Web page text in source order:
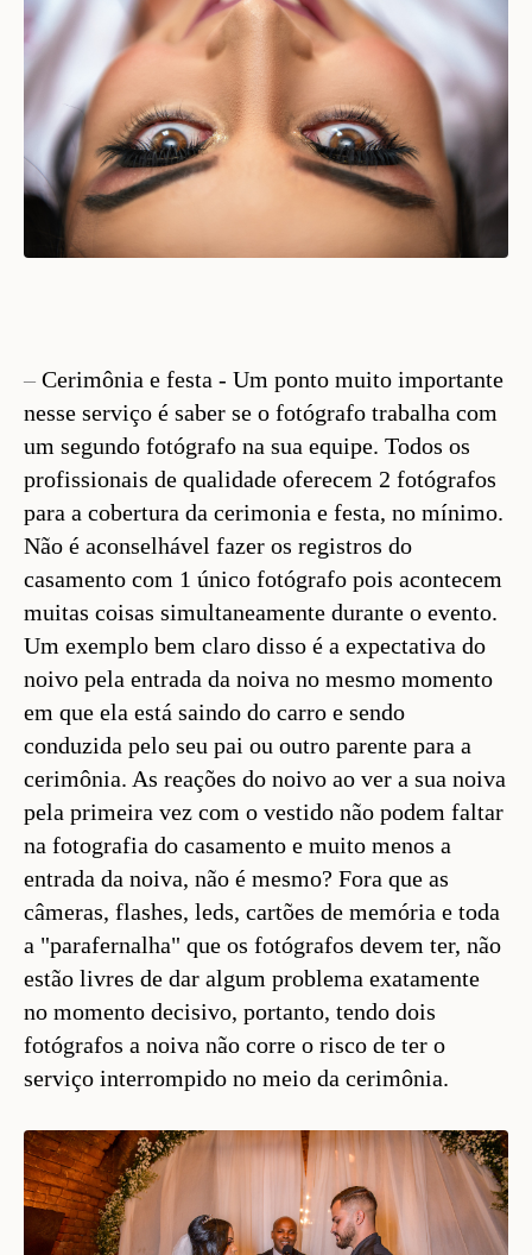
– Cerimônia e festa - Um ponto muito importante
nesse serviço é saber se o fotógrafo trabalha com
um segundo fotógrafo na sua equipe. Todos os
profissionais de qualidade oferecem 2 fotógrafos
para a cobertura da cerimonia e festa, no mínimo.
Não é aconselhável fazer os registros do
casamento com 1 único fotógrafo pois acontecem
muitas coisas simultaneamente durante o evento.
Um exemplo bem claro disso é a expectativa do
noivo pela entrada da noiva no mesmo momento
em que ela está saindo do carro e sendo
conduzida pelo seu pai ou outro parente para a
cerimônia. As reações do noivo ao ver a sua noiva
pela primeira vez com o vestido não podem faltar
na fotografia do casamento e muito menos a
entrada da noiva, não é mesmo? Fora que as
câmeras, flashes, leds, cartões de memória e toda
a "parafernalha" que os fotógrafos devem ter, não
estão livres de dar algum problema exatamente
no momento decisivo, portanto, tendo dois
fotógrafos a noiva não corre o risco de ter o
serviço interrompido no meio da cerimônia.